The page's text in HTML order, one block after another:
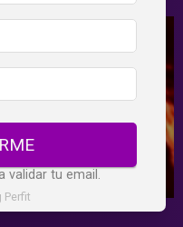
validar tu email.
Perfit